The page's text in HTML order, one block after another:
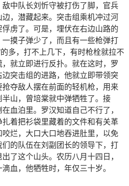
中队长刘忻守被打伤了脚，官兵
，潜藏起来。突击组乘机冲过河
虏了。可是，埋伏在右边山路的
摸子弹少了，而且有一些枪弹打
多，打不上几下，有时枪栓就拉不
就立即进行反扑。就在这时，罗
突击组的进路，他就立即带领突
夺敌人摆在前面的轻机枪，用来
山，曾培棠就中弹牺牲了。接
血泊里。罗汉知道自己不行了，
着把衫袋里藏着的文件和有关革
烂，大口大口地吞进肚里，以免
的队伍在刘副团长的领导下，打
了这个山头。农历八月十四日，
血，他牺牲时，年仅三十岁。